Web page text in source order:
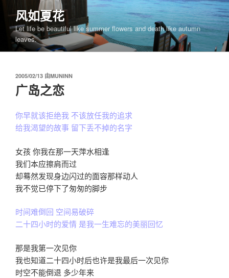
风如夏花
Let life be beautiful like summer flowers and death like autumn
leaves.
发
布
于
2005/02/13 由MUNINN
广岛之恋
你早就该拒绝我 不该放任我的追求
给我渴望的故事 留下丢不掉的名字
女孩 你我在那一天萍水相逢
我们本应擦肩而过
却蓦然发现身边闪过的面容那样动人
我不觉已停下了匆匆的脚步
时间难倒回 空间易破碎
二十四小时的爱情 是我一生难忘的美丽回忆
那是我第一次见你
我也知道二十四小时后也许是我最后一次见你
时空不能倒退 多少年来